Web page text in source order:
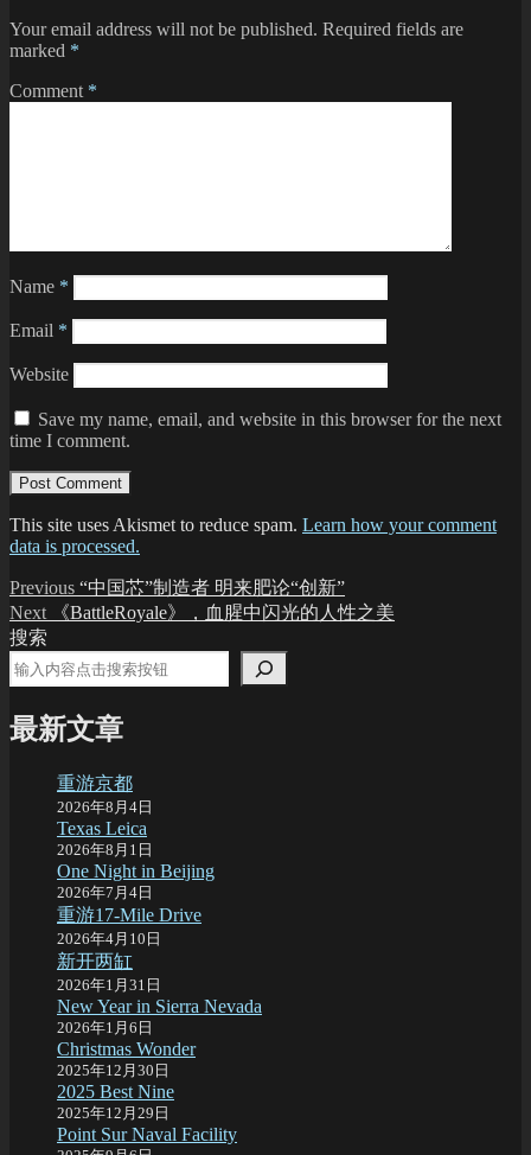
Your email address will not be published. Required fields are
marked *
Comment *
Name *
Email *
Website
Save my name, email, and website in this browser for the next
time I comment.
This site uses Akismet to reduce spam. Learn how your comment
data is processed.
Post
navigation
Previous Previous
post:
“中国芯”制造者 明来肥论“创新”
Next
Next
《BattleRoyale》，血腥中闪光的人性之美
搜索
最新文章
重游京都
2026年8月4日
Texas Leica
2026年8月1日
One Night in Beijing
2026年7月4日
重游17-Mile Drive
2026年4月10日
新开两缸
2026年1月31日
New Year in Sierra Nevada
2026年1月6日
Christmas Wonder
2025年12月30日
2025 Best Nine
2025年12月29日
Point Sur Naval Facility